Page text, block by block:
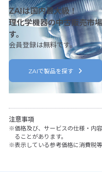
ZAIは国内最大級！
理化学機器の中古販売市
す。
会員登録は無料です。
ZAIで製品を探す
注意事項
価格及び、サービスの仕様・内
ることがあります。
表示している参考価格に消費税